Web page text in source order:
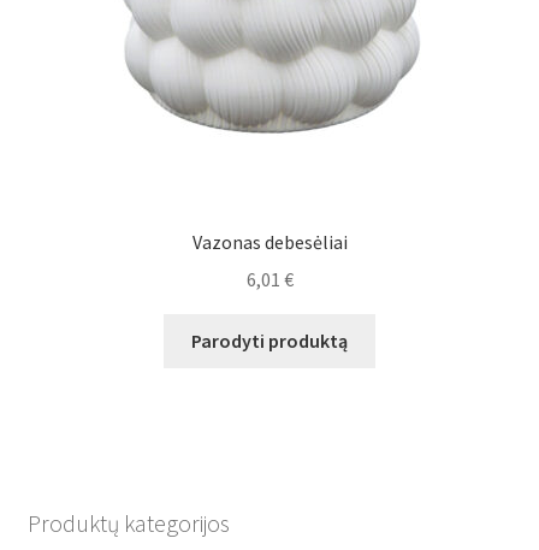
Vazonas debesėliai
6,01 €
Parodyti produktą
Produktų kategorijos